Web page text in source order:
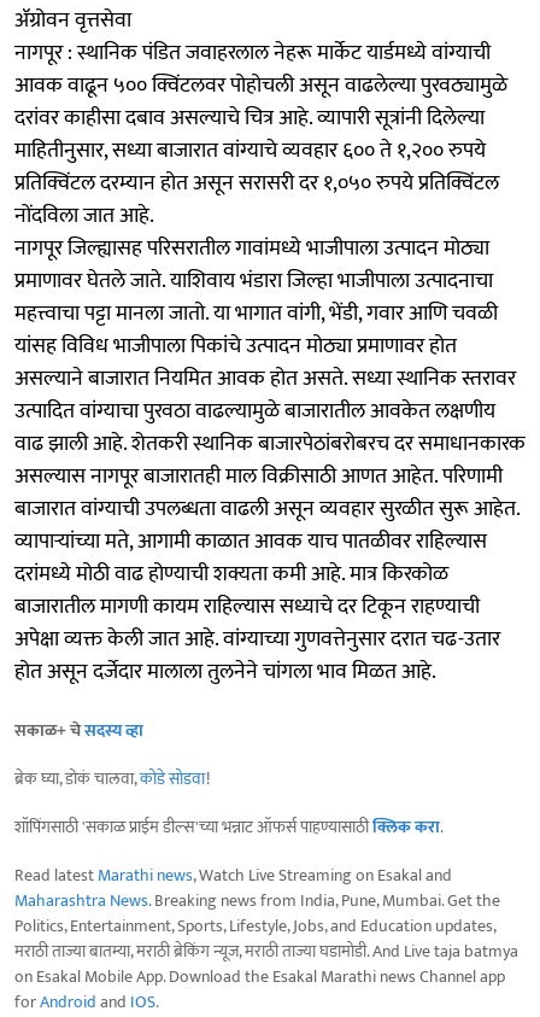
ॲग्रोवन वृत्तसेवा
नागपूर : स्थानिक पंडित जवाहरलाल नेहरू मार्केट यार्डमध्ये वांग्याची
आवक वाढून ५०० क्विंटलवर पोहोचली असून वाढलेल्या पुरवठ्यामुळे
दरांवर काहीसा दबाव असल्याचे चित्र आहे. व्यापारी सूत्रांनी दिलेल्या
माहितीनुसार, सध्या बाजारात वांग्याचे व्यवहार ६०० ते १,२०० रुपये
प्रतिक्विंटल दरम्यान होत असून सरासरी दर १,०५० रुपये प्रतिक्विंटल
नोंदविला जात आहे.
नागपूर जिल्ह्यासह परिसरातील गावांमध्ये भाजीपाला उत्पादन मोठ्या
प्रमाणावर घेतले जाते. याशिवाय भंडारा जिल्हा भाजीपाला उत्पादनाचा
महत्त्वाचा पट्टा मानला जातो. या भागात वांगी, भेंडी, गवार आणि चवळी
यांसह विविध भाजीपाला पिकांचे उत्पादन मोठ्या प्रमाणावर होत
असल्याने बाजारात नियमित आवक होत असते. सध्या स्थानिक स्तरावर
उत्पादित वांग्याचा पुरवठा वाढल्यामुळे बाजारातील आवकेत लक्षणीय
वाढ झाली आहे. शेतकरी स्थानिक बाजारपेठांबरोबरच दर समाधानकारक
असल्यास नागपूर बाजारातही माल विक्रीसाठी आणत आहेत. परिणामी
बाजारात वांग्याची उपलब्धता वाढली असून व्यवहार सुरळीत सुरू आहेत.
व्यापाऱ्यांच्या मते, आगामी काळात आवक याच पातळीवर राहिल्यास
दरांमध्ये मोठी वाढ होण्याची शक्यता कमी आहे. मात्र किरकोळ
बाजारातील मागणी कायम राहिल्यास सध्याचे दर टिकून राहण्याची
अपेक्षा व्यक्त केली जात आहे. वांग्याच्या गुणवत्तेनुसार दरात चढ-उतार
होत असून दर्जेदार मालाला तुलनेने चांगला भाव मिळत आहे.
सकाळ+ चेसदस्य व्हा
ब्रेक घ्या, डोकं चालवा,कोडे सोडवा!
शॉपिंगसाठी 'सकाळ प्राईम डील्स'च्या भन्नाट ऑफर्स पाहण्यासाठीक्लिक करा.
Read latestMarathi news, Watch Live Streaming on Esakal and
Maharashtra News. Breaking news from India, Pune, Mumbai. Get the
Politics, Entertainment, Sports, Lifestyle, Jobs, and Education updates,
मराठी ताज्या बातम्या, मराठी ब्रेकिंग न्यूज, मराठी ताज्या घडामोडी. And Live taja batmya
on Esakal Mobile App. Download the Esakal Marathi news Channel app
forAndroidand IOS.